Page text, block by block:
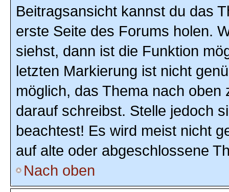
Beitragsansicht kannst du das
erste Seite des Forums holen.
siehst, dann ist die Funktion
letzten Markierung ist nicht
möglich, das Thema nach
darauf schreibst. Stelle jedoch
beachtest! Es wird meist nicht
auf alte oder abgeschlossene
Nach oben